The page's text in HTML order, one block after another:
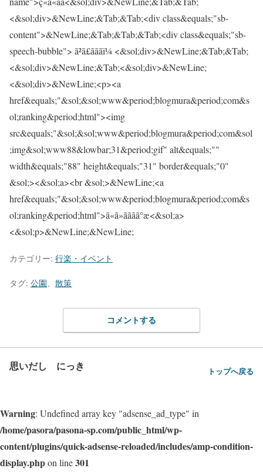
カテゴリー: 行楽・イベント
タグ: 公園 散策
コメントする
思いだし にっき トップへ戻る
Warning: Undefined array key "adsense_ad_type" in
/home/pasora/pasona-sp.com/public_html/wp-
content/plugins/quick-adsense-reloaded/includes/amp-condition-
display.phpon line301